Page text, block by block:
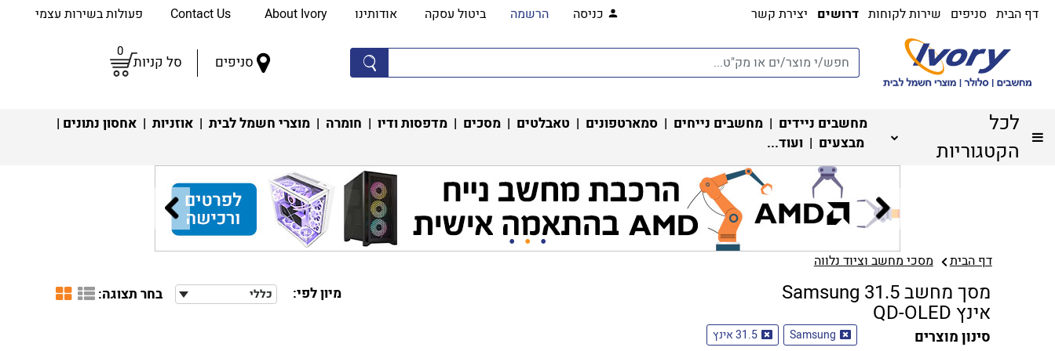
דף הבית סניפים שירות לקוחות דרושים יצירת קשר כניסה הרשמה ביטול עסקה אודותינו About Ivory פעולות בשירות עצמי
סניפים סל קניות
0
לכל
הקטגוריות
מחשבים ניידים | מחשבים נייחים | סמארטפונים | טאבלטים | מסכים | מדפסות ודיו | חומרה | מוצרי חשמל לבית | אוזניות | אחסון נתונים |
מבצעים | ועוד...
דף הבית מסכי מחשב וציוד נלווה
מסך מחשב Samsung 31.5
אינץ QD-OLED
מיון לפי: כללי בחר תצוגה:
סינון מוצרים Samsung 31.5 אינץ